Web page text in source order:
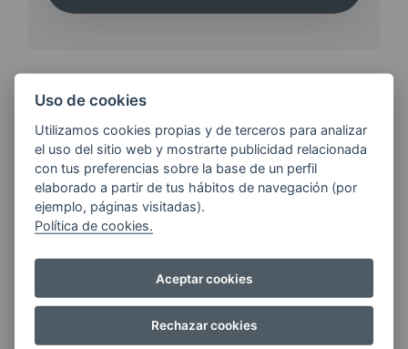
¿QUIERES ESTAR AL DÍA DE
LAS
ÚLTIMAS NOVEDADES?
E-MAIL
Quiero recibir las últimas novedades de AVIA
Uso de cookies
Utilizamos cookies propias y de terceros para analizar
el uso del sitio web y mostrarte publicidad relacionada
con tus preferencias sobre la base de un perfil
elaborado a partir de tus hábitos de navegación (por
ejemplo, páginas visitadas).
Política de cookies.
Aceptar cookies
Rechazar cookies